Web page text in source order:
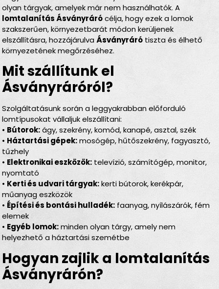
olyan tárgyak, amelyek már nem használhatók. A
lomtalanítás Ásványrárócélja, hogy ezek a lomok
szakszerűen, környezetbarát módon kerüljenek
elszállításra, hozzájárulvaÁsványráró tiszta és élhető
környezetének megőrzéséhez.
Mit szállítunk el
Ásványráróról?
Szolgáltatásunk során a leggyakrabban előforduló
lomtípusokat vállaljuk elszállítani:
• Bútorok:ágy, szekrény, komód, kanapé, asztal, szék
• Háztartási gépek:mosógép, hűtőszekrény, fagyasztó,
tűzhely
• Elektronikai eszközök: televízió, számítógép, monitor,
nyomtató
• Kerti és udvari tárgyak:kerti bútorok, kerékpár,
műanyag eszközök
• Építési és bontási hulladék: faanyag, nyílászárók, fém
elemek
• Egyéb lomok:minden olyan tárgy, amely nem
helyezhető a háztartási szemétbe
Hogyan zajlik a lomtalanítás
Ásványrárón?